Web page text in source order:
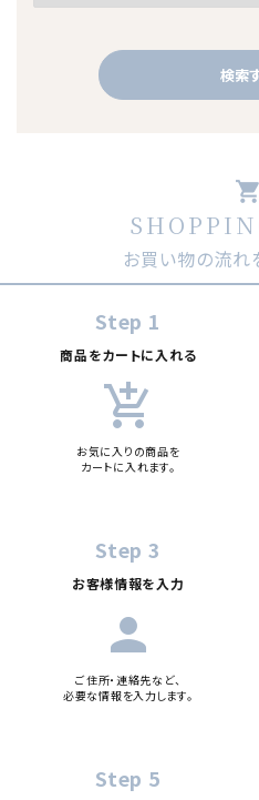
検索
キーワード
カテゴリー
shopping_cart
お買い物の流れ
Step 1
商品をカートに入れる
add_shopping_cart
お気に入りの商品を
カートに入れます。
Step 3
お客様情報を入力
person
ご住所・連絡先など、
必要な情報を入力します。
Step 5